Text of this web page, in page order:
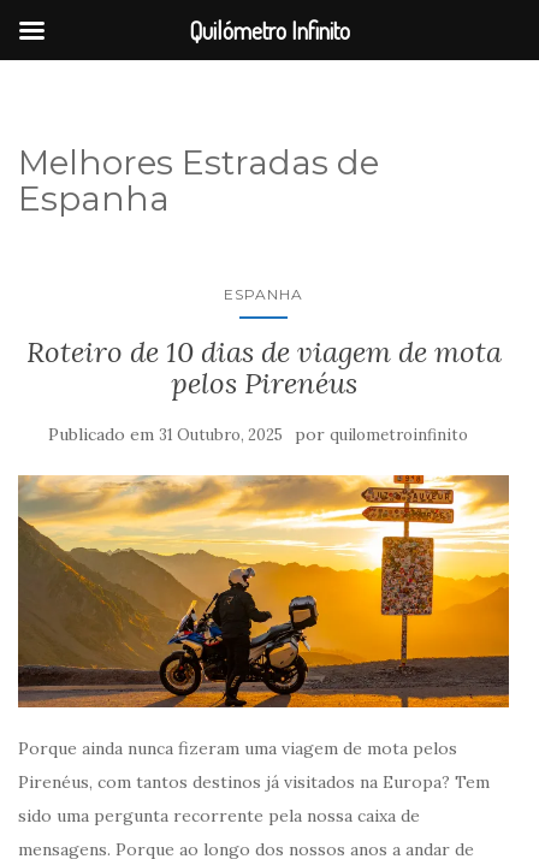
Melhores Estradas de
Espanha
ESPANHA
Roteiro de 10 dias de viagem de mota
pelos Pirenéus
Publicado em 31 Outubro, 2025 por quilometroinfinito
Porque ainda nunca fizeram uma viagem de mota pelos
Pirenéus, com tantos destinos já visitados na Europa? Tem
sido uma pergunta recorrente pela nossa caixa de
mensagens. Porque ao longo dos nossos anos a andar de
Quilómetro Infinito